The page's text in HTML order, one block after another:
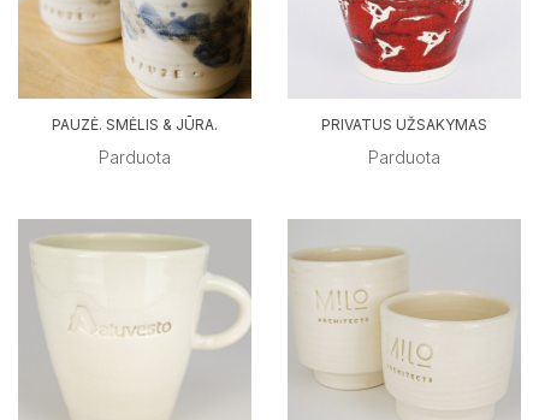
PAUZĖ. SMĖLIS & JŪRA.
Parduota
PRIVATUS UŽSAKYMAS
Parduota